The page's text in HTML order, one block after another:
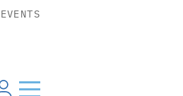
EVENTS